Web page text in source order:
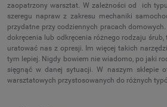
zaopatrzony warsztat. W zależności od ich
szeregu napraw z zakresu mechaniki
przydatne przy codziennych pracach
dokręcenia lub odkręcenia różnego rodzaju śrub,
uratować nas z opresji. Im więcej takich
tym lepiej. Nigdy bowiem nie wiadomo, po jaki
sięgnąć w danej sytuacji. W naszym sklepie
warsztatowych przystosowanych do różnych